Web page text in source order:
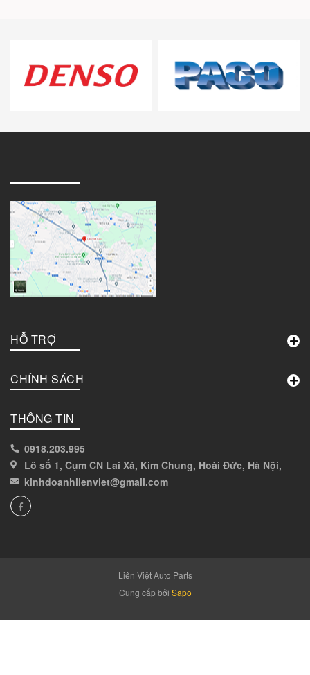
Ford
HCC
Mitsubishi
Honda
HBS
DOOWON
Paco
Castrol
HỖ TRỢ
CHÍNH SÁCH
THÔNG TIN
0918.203.995
Lô số 1, Cụm CN Lai Xá, Kim Chung, Hoài Đức, Hà Nội,
kinhdoanhlienviet@gmail.com
Liên Việt Auto Parts
Cung cấp bởi Sapo